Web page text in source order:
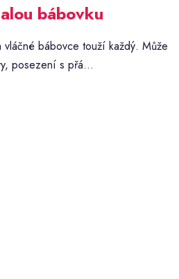
bábovku
bábovce touží každý. Může
posezení s přá...